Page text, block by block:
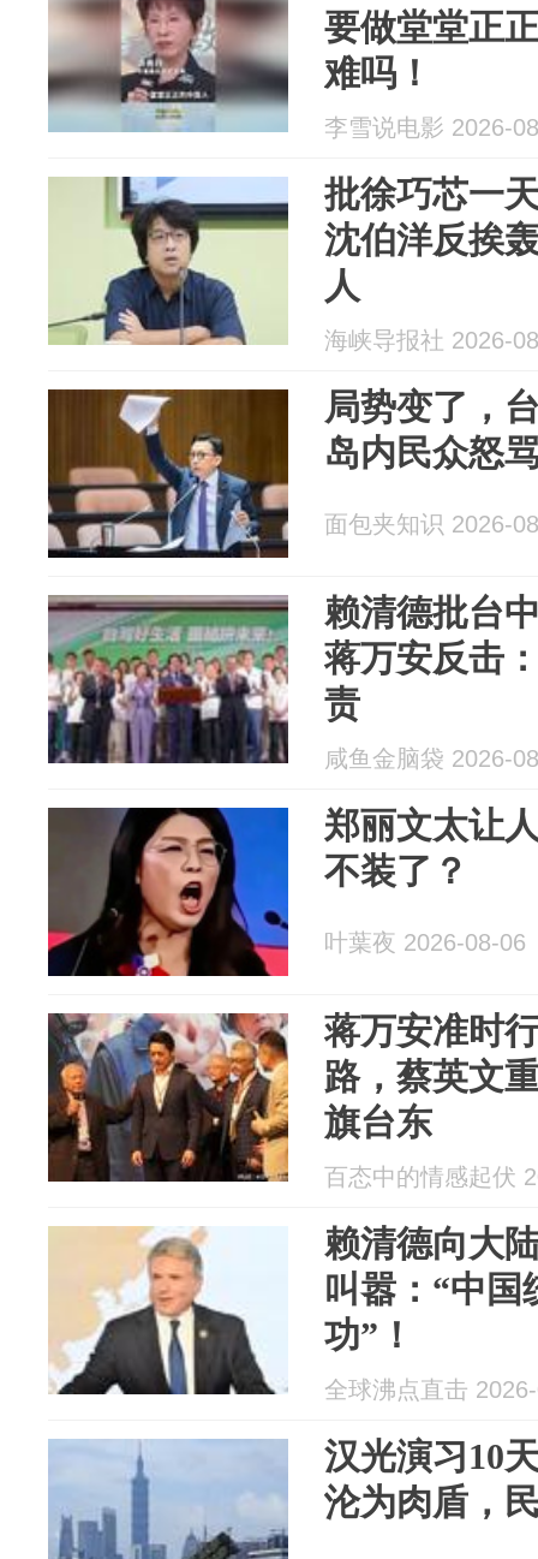
要做堂堂正
难吗！
李雪说电影 2026-
批徐巧芯一
沈伯洋反挨
人
海峡导报社 2026-
局势变了，
岛内民众怒
面包夹知识 2026-
赖清德批台
蒋万安反击
责
咸鱼金脑袋 2026-
郑丽文太让
不装了？
叶葉夜 2026-08-06
蒋万安准时
路，蔡英文
旗台东
百态中的情感起伏
赖清德向大
叫嚣：“中国
功”！
全球沸点直击
汉光演习10
沦为肉盾，